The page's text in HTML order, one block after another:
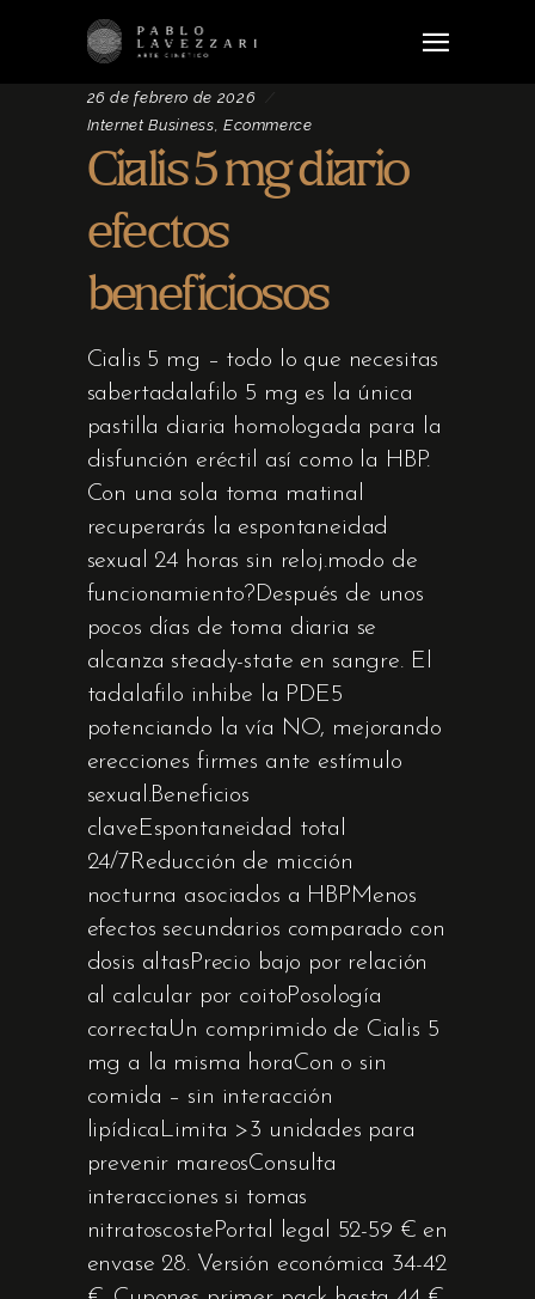
26 de febrero de 2026
Internet Business, Ecommerce
Cialis 5 mg diario
efectos
beneficiosos
Cialis 5 mg – todo lo que necesitas
sabertadalafilo 5 mg es la única
pastilla diaria homologada para la
disfunción eréctil así como la HBP.
Con una sola toma matinal
recuperarás la espontaneidad
sexual 24 horas sin reloj.modo de
funcionamiento?Después de unos
pocos días de toma diaria se
alcanza steady-state en sangre. El
tadalafilo inhibe la PDE5
potenciando la vía NO, mejorando
erecciones firmes ante estímulo
sexual.Beneficios
claveEspontaneidad total
24/7Reducción de micción
nocturna asociados a HBPMenos
efectos secundarios comparado con
dosis altasPrecio bajo por relación
al calcular por coitoPosología
correctaUn comprimido de Cialis 5
mg a la misma horaCon o sin
comida – sin interacción
lipídicaLimita >3 unidades para
prevenir mareosConsulta
interacciones si tomas
nitratoscostePortal legal 52-59 € en
envase 28. Versión económica 34-42